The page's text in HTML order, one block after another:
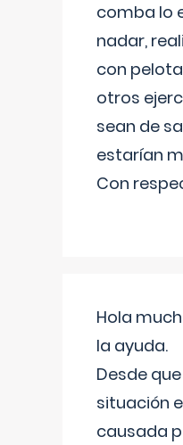
comba lo
nadar,
con
otros
sean de
estarían
Con
Hola
la ayuda.
Desde
situación
causada